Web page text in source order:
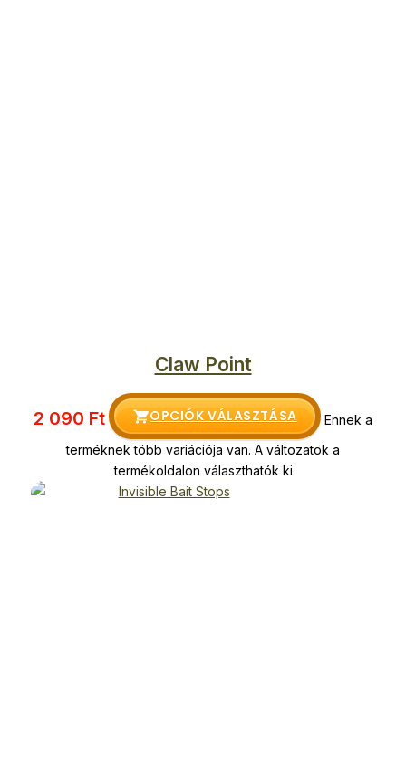
Claw Point
2 090 Ft OPCIÓK VÁLASZTÁSA
Ennek a
terméknek több variációja van. A változatok a
termékoldalon választhatók ki